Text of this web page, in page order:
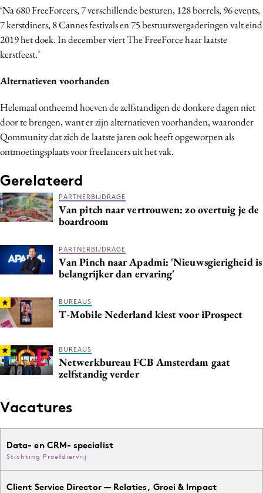
Effectiviteit
Gedragsverandering
Influencer marketing
Martech
Merkstrategie
PR
Programmatic
Reputatie & crisis
‘Na 680 FreeForcers, 7 verschillende besturen, 128 borrels, 96 events,
7 kerstdiners, 8 Cannes festivals en 75 bestuursvergaderingen valt eind
2019 het doek. In december viert The FreeForce haar laatste
kerstfeest.’
Alternatieven voorhanden
Helemaal ontheemd hoeven de zelfstandigen de donkere dagen niet
door te brengen, want er zijn alternatieven voorhanden, waaronder
Qommunity dat zich de laatste jaren ook heeft opgeworpen als
ontmoetingsplaats voor freelancers uit het vak.
Gerelateerd
PARTNERBIJDRAGE
Van pitch naar vertrouwen: zo overtuig je de
boardroom
PARTNERBIJDRAGE
Van Pinch naar Apadmi: 'Nieuwsgierigheid is
belangrijker dan ervaring'
BUREAUS
T-Mobile Nederland kiest voor iProspect
BUREAUS
Netwerkbureau FCB Amsterdam gaat
zelfstandig verder
Vacatures
Data- en CRM- specialist
Stichting Proefdiervrij
Client Service Director — Relaties, Groei & Impact